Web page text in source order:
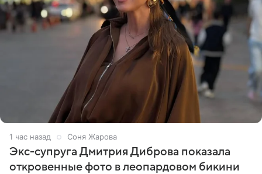
1 час назад Соня Жарова
Экс-супруга Дмитрия Диброва показала
откровенные фото в леопардовом бикини